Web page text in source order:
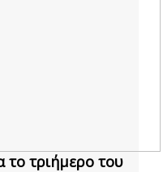
το τριήμερο του